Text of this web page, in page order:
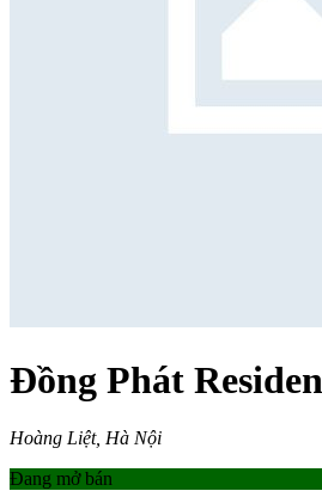
Đồng Phát
Hoàng Liệt, Hà Nội
Đang mở bán